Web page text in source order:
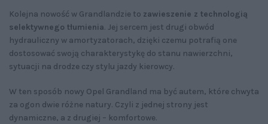
Kolejna nowość w Grandlandzie to zawieszenie z technologią
selektywnego tłumienia. Jej sercem jest drugi obwód
hydrauliczny w amortyzatorach, dzięki czemu potrafią one
dostosować swoją charakterystykę do stanu nawierzchni,
sytuacji na drodze czy stylu jazdy kierowcy.
W ten sposób nowy Opel Grandland ma być autem, które chwyta
za ogon dwie różne natury. Czyli z jednej strony jest
dynamiczne, a z drugiej – komfortowe.